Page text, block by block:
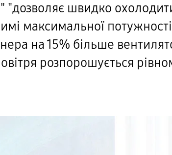
швидко охолодити
максимальної
на 15% більше
розпорошується